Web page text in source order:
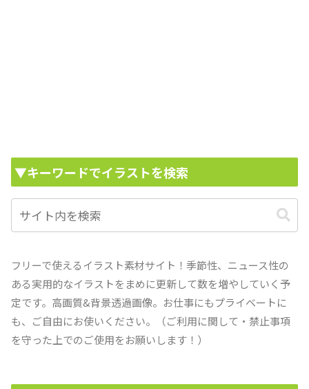
▼キーワードでイラストを検索
フリーで使えるイラスト素材サイト！季節性、ニュース性の
ある実用的なイラストをまめに更新して数を増やしていく予
定です。高画質&背景透過画像。お仕事にもプライベートに
も、ご自由にお使いください。（ご利用に関して・禁止事項
を守った上でのご使用をお願いします！）